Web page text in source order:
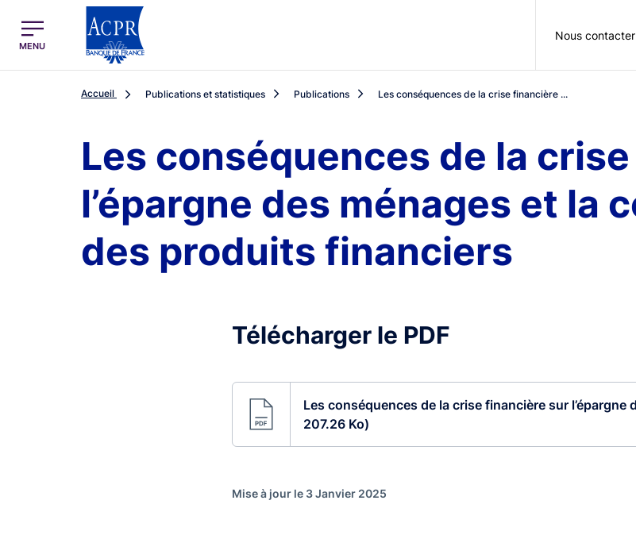
ACPR Menu Principal (French)
MENU
Nous contacter
Accueil Publications et statistiques Publications Les conséquences de la crise financière ...
Les conséquences de la
l’épargne des ménages et la
des produits financiers
Télécharger le PDF
Les conséquences de la crise financière sur l’épargne
207.26 Ko)
Mise à jour le 3 Janvier 2025